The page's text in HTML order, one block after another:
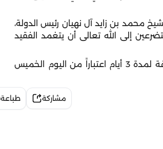
محمد بن زايد آل نهيان رئيس الدولة،
إلى الله تعالى أن يتغمد الفقيد
كما تقرر إعلان الحداد الرسمي وتنكيس الأعلام في إمارة الشارقة لمدة 3 أيام اعتباراً من اليوم الخميس
مشاركة طباعة